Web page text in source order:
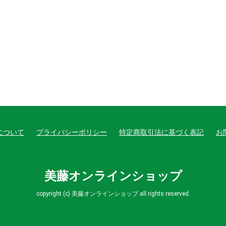
ついて プライバシーポリシー 特定商取引法に基づく表記 お
美藤オンラインショップ
copyright (c) 美藤オンラインショップ all rights reserved.